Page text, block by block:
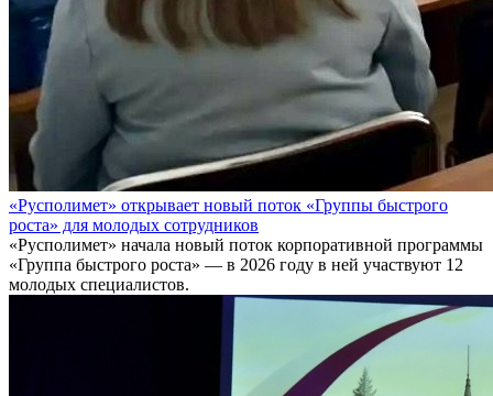
«Русполимет» открывает новый поток «Группы быстрого
роста» для молодых сотрудников
«Русполимет» начала новый поток корпоративной программы
«Группа быстрого роста» — в 2026 году в ней участвуют 12
молодых специалистов.